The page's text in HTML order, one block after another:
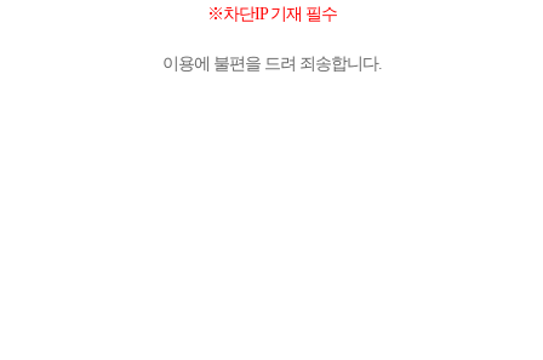
※차단IP 기재 필수
이용에 불편을 드려 죄송합니다.